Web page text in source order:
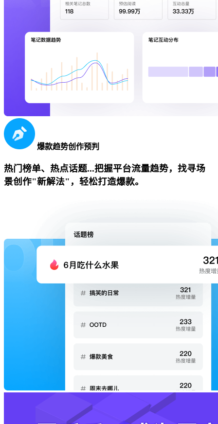
爆款趋势创作预判
热门榜单、热点话题...把握平台流量趋势，找寻场
景创作"新解法"，轻松打造爆款。